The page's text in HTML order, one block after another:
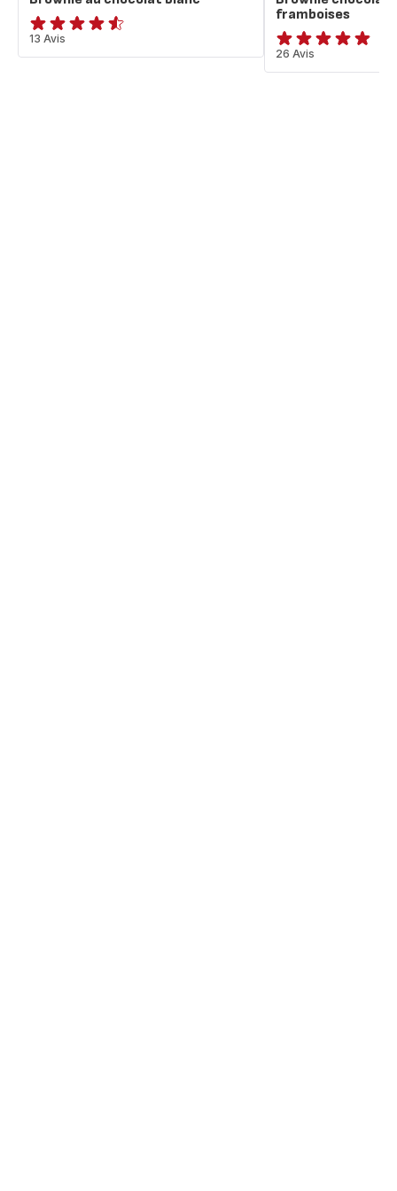
ratings.4.5
13 Avis
framboises
ratings.4.8
26 Avis